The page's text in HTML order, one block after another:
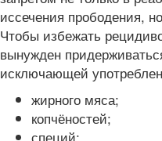
иссечения прободения,
Чтобы избежать
вынужден
исключающей
жирного мяса;
копчёностей;
специй;